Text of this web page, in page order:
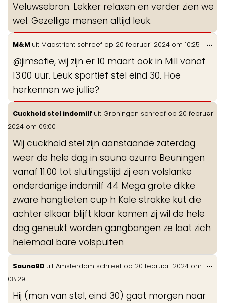
Veluwsebron. Lekker relaxen en verder zien we
wel. Gezellige mensen altijd leuk.
M&M uit Maastricht schreef op 20 februari 2024 om 10:25
@jimsofie, wij zijn er 10 maart ook in Mill vanaf
13.00 uur. Leuk sportief stel eind 30. Hoe
herkennen we jullie?
...
Cuckhold stel indomilf uit Groningen schreef op 20 februari
2024 om 09:00
Wij cuckhold stel zijn aanstaande zaterdag
weer de hele dag in sauna azurra Beuningen
vanaf 11.00 tot sluitingstijd zij een volslanke
onderdanige indomilf 44 Mega grote dikke
zware hangtieten cup h Kale strakke kut die
achter elkaar blijft klaar komen zij wil de hele
dag geneukt worden gangbangen ze laat zich
helemaal bare volspuiten
...
SaunaBD uit Amsterdam schreef op 20 februari 2024 om
08:29
Hij (man van stel, eind 30) gaat morgen naar
...